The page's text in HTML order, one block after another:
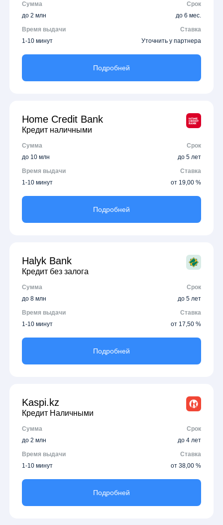
Сумма
Срок
до 2 млн
до 6 мес.
Время выдачи
Ставка
1-10 минут
Уточнить у партнера
Подробней
Home Credit Bank
Кредит наличными
Сумма
Срок
до 10 млн
до 5 лет
Время выдачи
Ставка
1-10 минут
от 19,00 %
Подробней
Halyk Bank
Кредит без залога
Сумма
Срок
до 8 млн
до 5 лет
Время выдачи
Ставка
1-10 минут
от 17,50 %
Подробней
Kaspi.kz
Кредит Наличными
Сумма
Срок
до 2 млн
до 4 лет
Время выдачи
Ставка
1-10 минут
от 38,00 %
Подробней